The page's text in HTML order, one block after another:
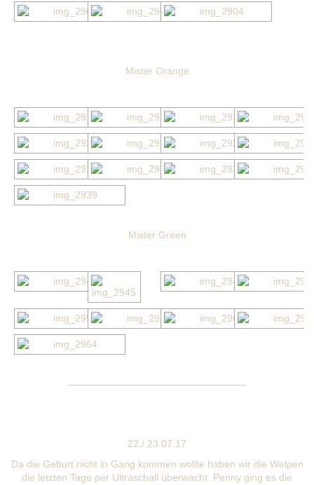
Mister Orange
Mister Green
——————————————————-
22./ 23.07.17
Da die Geburt nicht in Gang kommen wollte haben wir die Welpen
die letzten Tage per Ultraschall überwacht. Penny ging es die